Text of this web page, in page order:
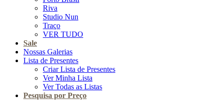
Riva
Studio Nun
Traço
VER TUDO
Sale
Nossas Galerias
Lista de Presentes
Criar Lista de Presentes
Ver Minha Lista
Ver Todas as Listas
Pesquisa por Preço